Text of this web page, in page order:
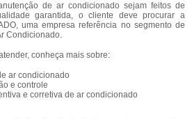
de ar condicionado sejam feitos de
garantida, o cliente deve procurar a
uma empresa referência no segmento de
Condicionado.
conheça mais sobre:
ar condicionado
e controle
e corretiva de ar condicionado